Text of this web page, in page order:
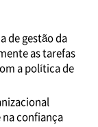
de gestão da
as tarefas
a política de
confiança